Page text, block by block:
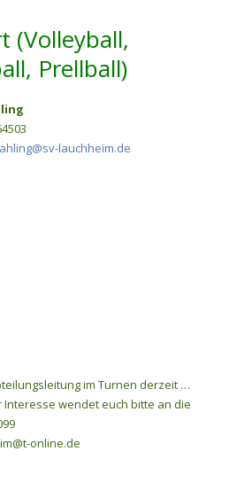
(Volleyball,
Prellball)
lauchheim.de
Leider ist die Abteilungsleitung im Turnen derzeit nicht besetzt.
Interesse wendet euch bitte an die
online.de